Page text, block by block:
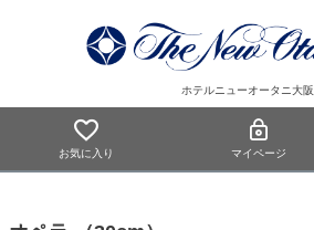
ホテルニューオータニ大阪
お気に入り マイページ